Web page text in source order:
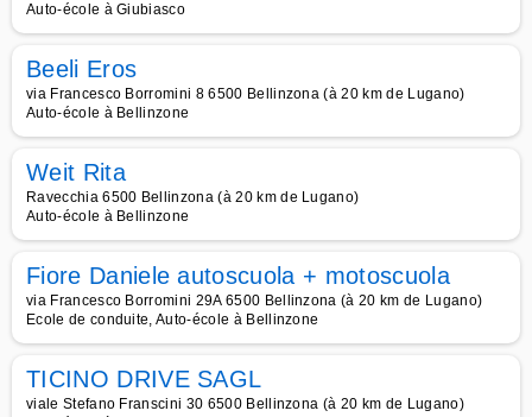
Auto-école à Giubiasco
Beeli Eros
via Francesco Borromini 8 6500 Bellinzona (à 20 km de Lugano)
Auto-école à Bellinzone
Weit Rita
Ravecchia 6500 Bellinzona (à 20 km de Lugano)
Auto-école à Bellinzone
Fiore Daniele autoscuola + motoscuola
via Francesco Borromini 29A 6500 Bellinzona (à 20 km de Lugano)
Ecole de conduite, Auto-école à Bellinzone
TICINO DRIVE SAGL
viale Stefano Franscini 30 6500 Bellinzona (à 20 km de Lugano)